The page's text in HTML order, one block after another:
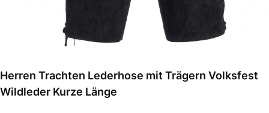
Herren Trachten Lederhose mit Trägern Volksfest
Wildleder Kurze Länge